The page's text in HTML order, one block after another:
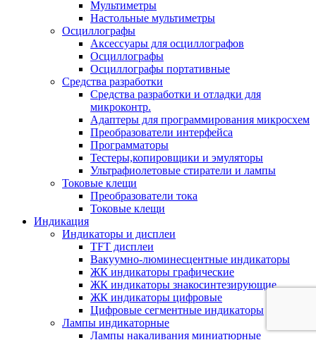
Мультиметры
Настольные мультиметры
Осциллографы
Аксессуары для осциллографов
Осциллографы
Осциллографы портативные
Средства разработки
Cредства разработки и отладки для
микроконтр.
Адаптеры для программирования микросхем
Преобразователи интерфейса
Программаторы
Тестеры,копировщики и эмуляторы
Ультрафиолетовые стиратели и лампы
Токовые клещи
Преобразователи тока
Токовые клещи
Индикация
Индикаторы и дисплеи
TFT дисплеи
Вакуумно-люминесцентные индикаторы
ЖК индикаторы графические
ЖК индикаторы знакосинтезирующие
ЖК индикаторы цифровые
Цифровые сегментные индикаторы
Лампы индикаторные
Лампы накаливания миниатюрные